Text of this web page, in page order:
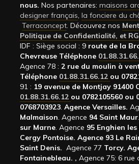
nous. Nos partenaires: maisons
designer français, la fonciere du
Terraconcept. Découvrez nos
Politique de Confidentialité, et
IDF : Siège social : 9 route de la
Chevreuse Téléphone
Agence 78 : 2 rue du moulin à
Téléphone 01.88.31.66.12 ou
91 : 19 avenue de Montjay 91400
01.88.31.66.12 ou 0782105560 ou
0768703923. Agence Versailles.
Malmaison. Agence 94 Saint Maur.
sur Marne. Agence 95 Enghien
Cergy Pontoise. Agence 93 Le
Saint Denis. Agence 77 Torcy.
Fontainebleau. , Agence 75: 6 rue